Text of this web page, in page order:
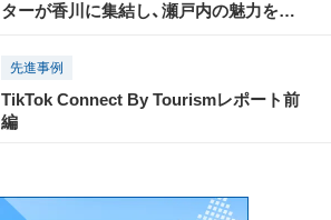
ターが香川に集結し、瀬戸内の魅力を
Connect By Tourism 〜瀬戸内の魅力発
信・裏瀬戸芸プロジェクト〜」開催レポー
ト（後編）
先進事例
TikTok Connect By Tourismレポート前
編